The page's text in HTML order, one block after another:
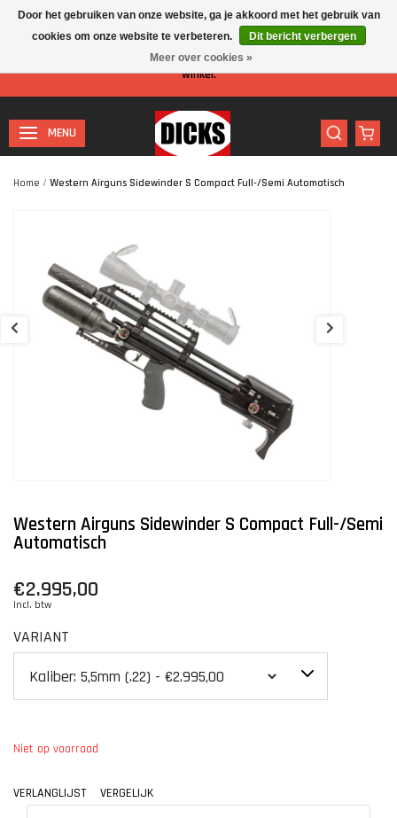
Let op: I.v.m. de zomervakantie is er minder personeel aanwezig in de
winkel.
MENU
Home / Western Airguns Sidewinder S Compact Full-/Semi Automatisch
Western Airguns Sidewinder S Compact Full-/Semi
Automatisch
€2.995,00
Incl. btw
VARIANT
Niet op voorraad
VERLANGLIJST VERGELIJK
Door het gebruiken van onze website, ga je akkoord met het gebruik van
cookies om onze website te verbeteren.
Dit bericht verbergen
Meer over cookies »